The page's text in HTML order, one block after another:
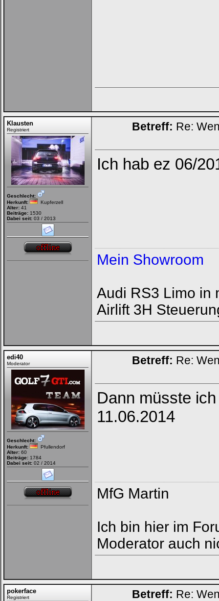
vergessen|Registrieren
Klausten
Registriert
Geschlecht:
Herkunft:
Kupferzell
Alter: 41
Beiträge: 1530
Dabei seit: 03 / 2013
Betreff: Re:
Ich hab ez 06/
Mein Showroom
Audi RS3 Limo in
Airlift 3H
edi40
Moderator
Geschlecht:
Herkunft:
Pfullendorf
Alter: 60
Beiträge: 1784
Dabei seit: 02 / 2014
Betreff: Re:
Dann müsste
11.06.2014
MfG Martin
Ich bin hier im
Moderator auch
pokerface
Registriert Betreff: Re: